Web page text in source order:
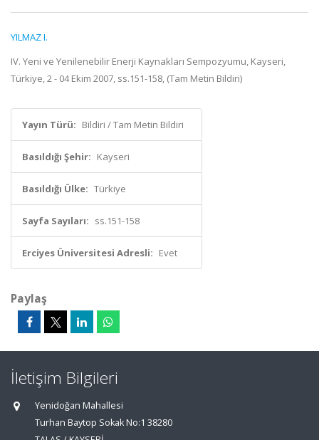
YILMAZ I.
IV. Yeni ve Yenilenebilir Enerji Kaynakları Sempozyumu, Kayseri,
Türkiye, 2 - 04 Ekim 2007, ss.151-158, (Tam Metin Bildiri)
Yayın Türü: Bildiri / Tam Metin Bildiri
Basıldığı Şehir: Kayseri
Basıldığı Ülke: Türkiye
Sayfa Sayıları: ss.151-158
Erciyes Üniversitesi Adresli: Evet
Paylaş
İletişim Bilgileri
Yenidoğan Mahallesi
Turhan Baytop Sokak No:1 38280